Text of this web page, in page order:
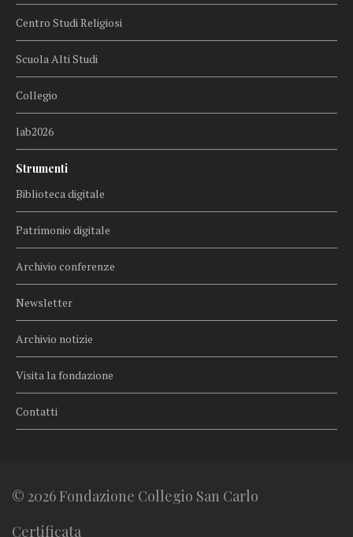
Centro Studi Religiosi
Scuola Alti Studi
Collegio
lab2026
Strumenti
Biblioteca digitale
Patrimonio digitale
Archivio conferenze
Newsletter
Archivio notizie
Visita la fondazione
Contatti
© 2026 Fondazione Collegio San Carlo
Certificata